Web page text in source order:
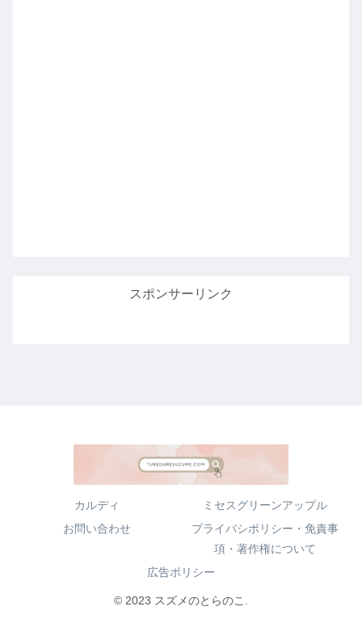
スポンサーリンク
カルディ
ミセスグリーンアップル
お問い合わせ
プライバシポリシー・免責事
項・著作権について
広告ポリシー
© 2023 スズメのとらのこ.